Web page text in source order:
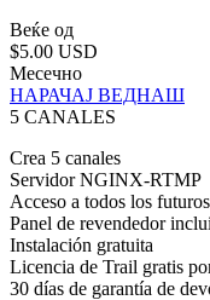
Веќе од
$5.00 USD
Месечно
НАРАЧАЈ ВЕДНАШ
5 CANALES
Crea 5 canales
Servidor NGINX-RTMP
Acceso a todos los futuros
Panel de revendedor
Instalación gratuita
Licencia de Trail gratis
30 días de garantía de